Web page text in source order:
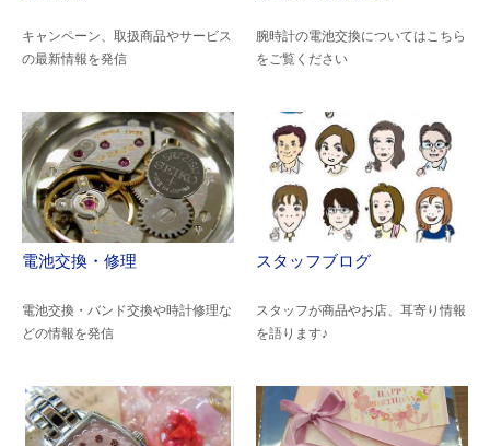
キャンペーン、取扱商品やサービス
の最新情報を発信
腕時計の電池交換についてはこちら
をご覧ください
電池交換・修理
電池交換・バンド交換や時計修理な
どの情報を発信
スタッフブログ
スタッフが商品やお店、耳寄り情報
を語ります♪